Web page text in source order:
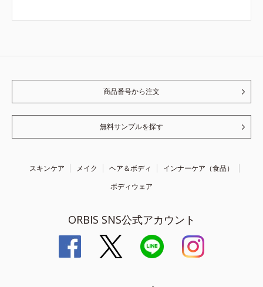
商品番号から注文
無料サンプルを探す
スキンケア メイク ヘア＆ボディ
インナーケア（食品）
ボディウェア
ORBIS SNS公式アカウント